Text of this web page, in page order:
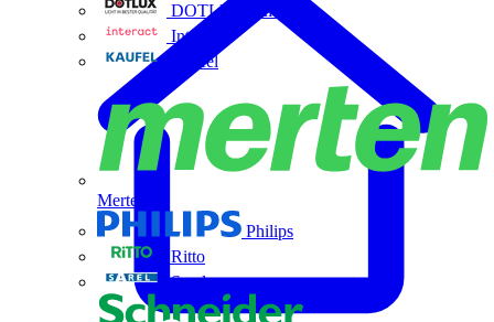
DOTLUX GmbH
Interact
Kaufel
Merten
Philips
Ritto
Sarel